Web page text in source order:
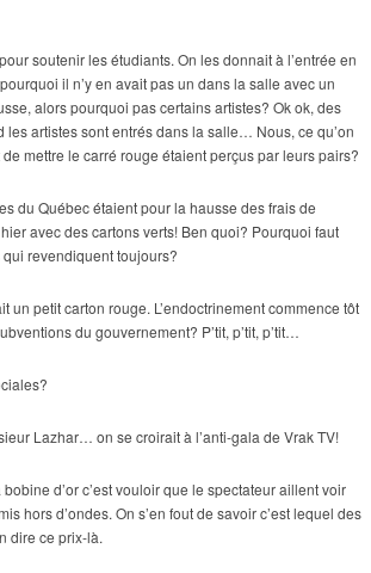
soutenir les étudiants. On les donnait à l’entrée en
il n’y en avait pas un dans la salle avec un
alors pourquoi pas certains artistes? Ok ok, des
artistes sont entrés dans la salle… Nous, ce qu’on
mettre le carré rouge étaient perçus par leurs pairs?
du Québec étaient pour la hausse des frais de
avec des cartons verts! Ben quoi? Pourquoi faut
revendiquent toujours?
petit carton rouge. L’endoctrinement commence tôt
du gouvernement? P’tit, p’tit, p’tit…
Lazhar… on se croirait à l’anti-gala de Vrak TV!
d’or c’est vouloir que le spectateur aillent voir
hors d’ondes. On s’en fout de savoir c’est lequel des
dire ce prix-là.